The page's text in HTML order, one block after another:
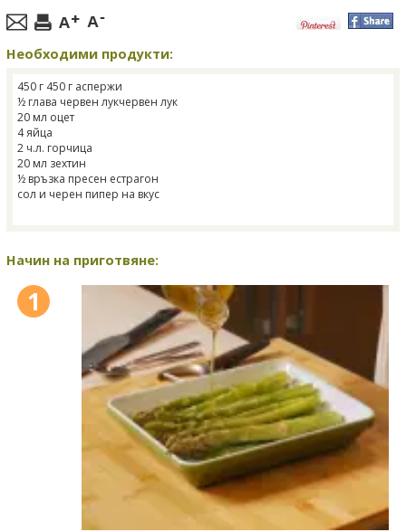
Необходими продукти:
450 г 450 г аспержи
½ глава червен лукчервен лук
20 мл оцет
4 яйца
2 ч.л. горчица
20 мл зехтин
½ връзка пресен естрагон
сол и черен пипер на вкус
Начин на приготвяне:
1